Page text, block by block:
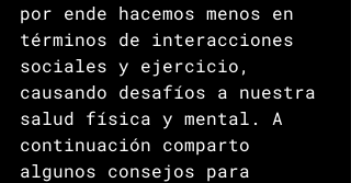
por ende hacemos menos en
términos de interacciones
sociales y ejercicio,
causando desafíos a nuestra
salud física y mental. A
continuación comparto
algunos consejos para